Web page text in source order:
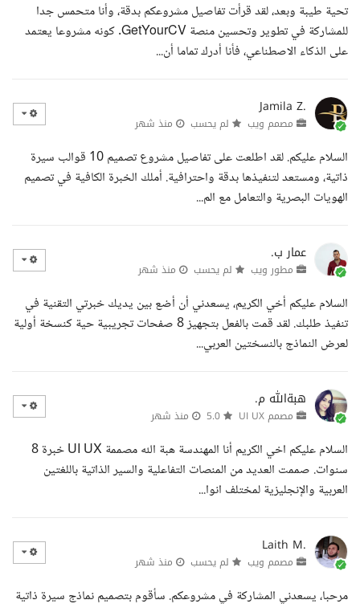
تحية طيبة وبعد، لقد قرأت تفاصيل مشروعكم بدقة، وأنا متحمس جدا
للمشاركة في تطوير وتحسين منصة GetYourCV. كونه مشروعا يعتمد
على الذكاء الاصطناعي، فأنا أدرك تماما أن...
Jamila Z.
مصمم ويب لم يحسب منذ شهر
السلام عليكم. لقد اطلعت على تفاصيل مشروع تصميم 10 قوالب سيرة
ذاتية، ومستعد لتنفيذها بدقة واحترافية. أملك الخبرة الكافية في تصميم
الهويات البصرية والتعامل مع الم...
عمار ب.
مطور ويب لم يحسب منذ شهر
السلام عليكم أخي الكريم، يسعدني أن أضع بين يديك خبرتي التقنية في
تنفيذ طلبك. لقد قمت بالفعل بتجهيز 8 صفحات تجريبية حية كنسخة أولية
لعرض النماذج بالنسختين العربي...
هبةالله م.
مصمم UI UX منذ شهر
السلام عليكم اخي الكريم أنا المهندسة هبة الله مصممة UI UX خبرة 8
سنوات. صممت العديد من المنصات التفاعلية والسير الذاتية باللغتين
العربية والإنجليزية لمختلف انوا...
Laith M.
مصمم ويب لم يحسب منذ شهر
مرحبا، يسعدني المشاركة في مشروعكم. سأقوم بتصميم نماذج سيرة ذاتية